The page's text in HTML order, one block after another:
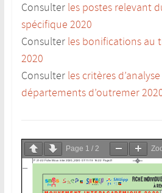
Consulter les postes relevant
spécifique 2020
Consulter les bonifications au
2020
Consulter les critères
départements d’outremer
Page 1 / 2